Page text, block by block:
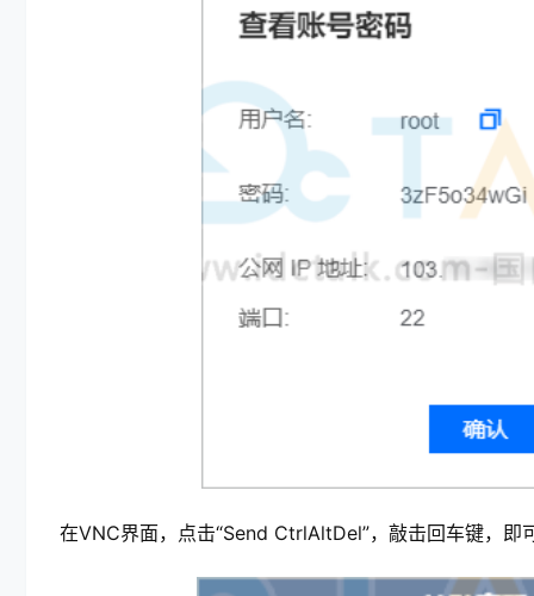
在VNC界面，点击“Send CtrlAltDel”，敲击回车键，即